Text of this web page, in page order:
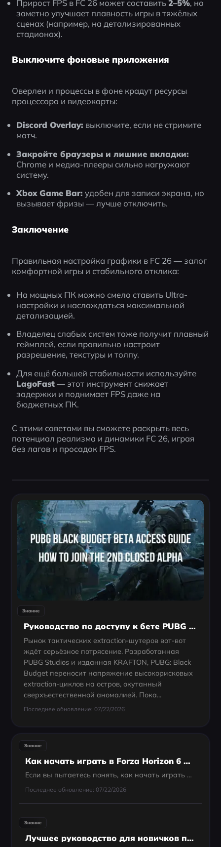
Прирост FPS в FC 26 может составить 2–5%, но
заметно улучшает плавность игры в тяжёлых
сценах (например, на детализированных
стадионах).
Выключите фоновые приложения
Оверлеи и процессы в фоне крадут ресурсы
процессора и видеокарты:
Discord Overlay: выключите, если не стримите
матч.
Закройте браузеры и лишние вкладки:
Chrome и медиа-плееры сильно нагружают
систему.
Xbox Game Bar: удобен для записи экрана, но
вызывает фризы — лучше отключить.
Заключение
Правильная настройка графики в FC 26 — залог
комфортной игры и стабильного отклика:
На мощных ПК можно смело ставить Ultra-
настройки и наслаждаться максимальной
детализацией.
Владелец слабых систем тоже получит плавный
геймплей, если правильно настроит
разрешение, текстуры и толпу.
LagoFast — этот инструмент снижает
задержки и поднимает FPS даже на
бюджетных ПК.
С этими советами вы сможете раскрыть весь
потенциал реализма и динамики FC 26, играя
без лагов и просадок FPS.
Знание
Руководство по доступу к бете PUBG Black Budget: как попасть во 2-ю закрытую альфу
Рынок тактических extraction-шутеров вот-вот
ждёт серьёзное потрясение. Разработанная
PUBG Studios и изданная KRAFTON, PUBG: Black
Budget переносит напряжение высокорисковых
extraction-циклов на остров, окутанный
сверхъестественной аномалией. Пока...
Последнее обновление: 07/22/2026
Знание
Как начать играть в Forza Horizon 6 раньше прямо сейчас: руководство
Если вы пытаетесь понять, как начать играть в Forza Horizon 6 раньше прямо сейчас, то, скорее всего, видите заблокированный экран “Скоро выйдет”, пока другие игроки уже зашли в игру. Forza Horizon 6 — это новая часть серии гонок в открытом мире,...
Последнее обновление: 07/22/2026
Знание
Лучшее руководство для новичков по игре R.E.P.O.